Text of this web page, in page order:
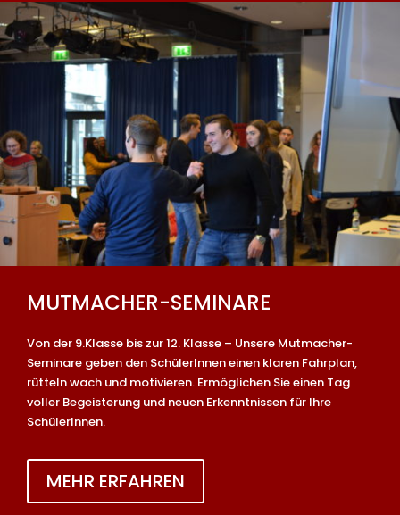
MUTMACHER-SEMINARE
Von der 9.Klasse bis zur 12. Klasse – Unsere Mutmacher-
Seminare geben den SchülerInnen einen klaren Fahrplan,
rütteln wach und motivieren. Ermöglichen Sie einen Tag
voller Begeisterung und neuen Erkenntnissen für Ihre
SchülerInnen.
MEHR ERFAHREN